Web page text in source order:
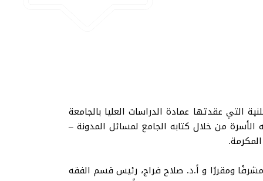
التي عقدتها عمادة الدراسات العليا بالجامعة
من خلال كتابه الجامع لمسائل المدونة –
مشرفًا ومقررًا و أ.د. صلاح فراج، رئيس قسم الفقه